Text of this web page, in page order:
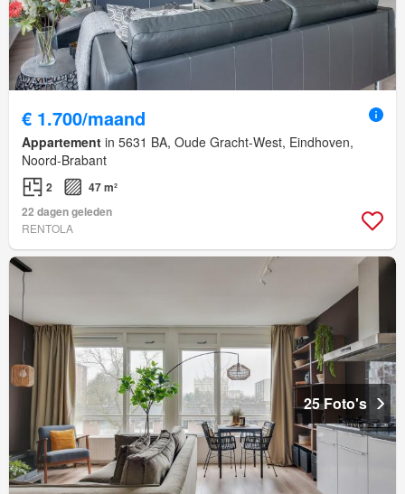
€ 1.700/maand
Appartement in 5631 BA, Oude Gracht-West, Eindhoven,
Noord-Brabant
2
47 m²
22 dagen geleden
RENTOLA
25 Foto's